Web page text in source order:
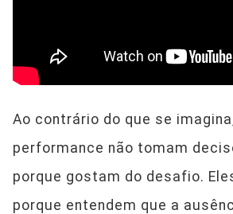
Ao contrário do que se
performance não tomam
porque gostam do desafio.
porque entendem que a